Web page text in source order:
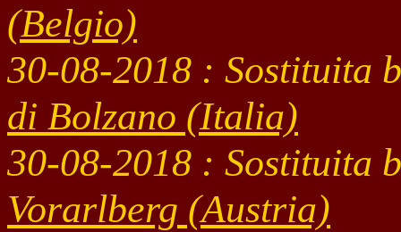
(Belgio)
30-08-2018 : Sostituita
di Bolzano (Italia)
30-08-2018 : Sostituita
Vorarlberg (Austria)